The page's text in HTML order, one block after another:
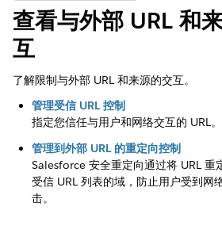
查看与外部 URL 和
互
了解限制与外部 URL 和来源的交互。
管理受信 URL 控制
指定您信任与用户和网络交互的 URL。
管理到外部 URL 的重定向控制
Salesforce 安全重定向通过将 URL 重
受信 URL 列表的域，防止用户受到网
击。